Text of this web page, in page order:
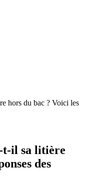
hors du bac ? Voici les
t-il sa litière
des